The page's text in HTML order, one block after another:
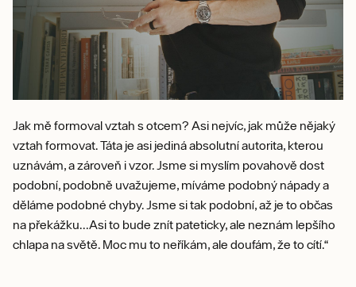
Jak mě formoval vztah s otcem? Asi nejvíc, jak může nějaký
vztah formovat. Táta je asi jediná absolutní autorita, kterou
uznávám, a zároveň i vzor. Jsme si myslím povahově dost
podobní, podobně uvažujeme, míváme podobný nápady a
děláme podobné chyby. Jsme si tak podobní, až je to občas
na překážku...Asi to bude znít pateticky, ale neznám lepšího
chlapa na světě. Moc mu to neříkám, ale doufám, že to cítí.“